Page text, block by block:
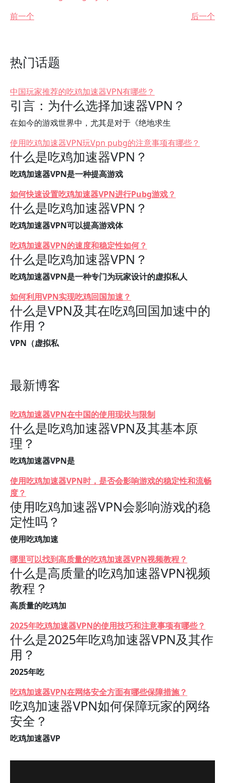
前一个
后一个
热门话题
中国玩家推荐的吃鸡加速器VPN有哪些？
引言：为什么选择加速器VPN？
在如今的游戏世界中，尤其是对于《绝地求生
使用吃鸡加速器VPN玩Vpn pubg的注意事项有哪些？
什么是吃鸡加速器VPN？
吃鸡加速器VPN是一种提高游戏
如何快速设置吃鸡加速器VPN进行Pubg游戏？
什么是吃鸡加速器VPN？
吃鸡加速器VPN可以提高游戏体
吃鸡加速器VPN的速度和稳定性如何？
什么是吃鸡加速器VPN？
吃鸡加速器VPN是一种专门为玩家设计的虚拟私人
如何利用VPN实现吃鸡回国加速？
什么是VPN及其在吃鸡回国加速中的
作用？
VPN（虚拟私
最新博客
吃鸡加速器VPN在中国的使用现状与限制
什么是吃鸡加速器VPN及其基本原
理？
吃鸡加速器VPN是
使用吃鸡加速器VPN时，是否会影响游戏的稳定性和流畅
度？
使用吃鸡加速器VPN会影响游戏的稳
定性吗？
使用吃鸡加速
哪里可以找到高质量的吃鸡加速器VPN视频教程？
什么是高质量的吃鸡加速器VPN视频
教程？
高质量的吃鸡加
2025年吃鸡加速器VPN的使用技巧和注意事项有哪些？
什么是2025年吃鸡加速器VPN及其作
用？
2025年吃
吃鸡加速器VPN在网络安全方面有哪些保障措施？
吃鸡加速器VPN如何保障玩家的网络
安全？
吃鸡加速器VP